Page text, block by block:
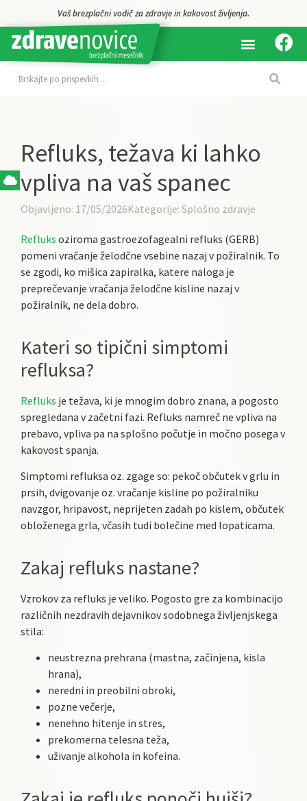
Vaš brezplačni vodič za zdravje in kakovost življenja.
Refluks, težava ki lahko
vpliva na vaš spanec
Objavljeno: 17/05/2026Kategorije: Splošno zdravje
Refluks oziroma gastroezofagealni refluks (GERB)
pomeni vračanje želodčne vsebine nazaj v požiralnik. To
se zgodi, ko mišica zapiralka, katere naloga je
preprečevanje vračanja želodčne kisline nazaj v
požiralnik, ne dela dobro.
Kateri so tipični simptomi
refluksa?
Refluks je težava, ki je mnogim dobro znana, a pogosto
spregledana v začetni fazi. Refluks namreč ne vpliva na
prebavo, vpliva pa na splošno počutje in močno posega v
kakovost spanja.
Simptomi refluksa oz. zgage so: pekoč občutek v grlu in
prsih, dvigovanje oz. vračanje kisline po požiralniku
navzgor, hripavost, neprijeten zadah po kislem, občutek
obloženega grla, včasih tudi bolečine med lopaticama.
Zakaj refluks nastane?
Vzrokov za refluks je veliko. Pogosto gre za kombinacijo
različnih nezdravih dejavnikov sodobnega življenjskega
stila:
neustrezna prehrana (mastna, začinjena, kisla
hrana),
neredni in preobilni obroki,
pozne večerje,
nenehno hitenje in stres,
prekomerna telesna teža,
uživanje alkohola in kofeina.